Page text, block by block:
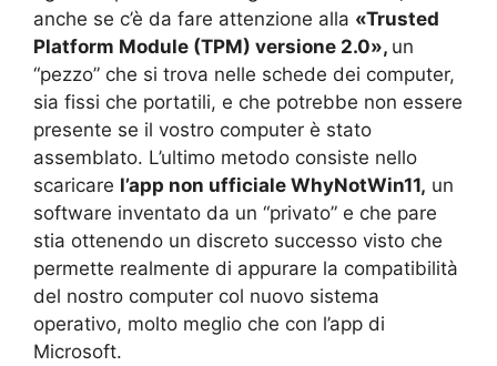
anche se c’è da fare attenzione alla «Trusted
Platform Module (TPM) versione 2.0», un
“pezzo” che si trova nelle schede dei computer,
sia fissi che portatili, e che potrebbe non essere
presente se il vostro computer è stato
assemblato. L’ultimo metodo consiste nello
scaricare l’app non ufficiale WhyNotWin11, un
software inventato da un “privato” e che pare
stia ottenendo un discreto successo visto che
permette realmente di appurare la compatibilità
del nostro computer col nuovo sistema
operativo, molto meglio che con l’app di
Microsoft.